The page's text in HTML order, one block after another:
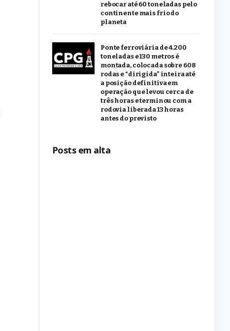
rebocar até 60 toneladas pelo
continente mais frio do
planeta
Ponte ferroviária de 4.200
toneladas e 130 metros é
montada, colocada sobre 608
rodas e “dirigida” inteira até
a posição definitiva em
operação que levou cerca de
três horas e terminou com a
rodovia liberada 13 horas
antes do previsto
Posts em alta